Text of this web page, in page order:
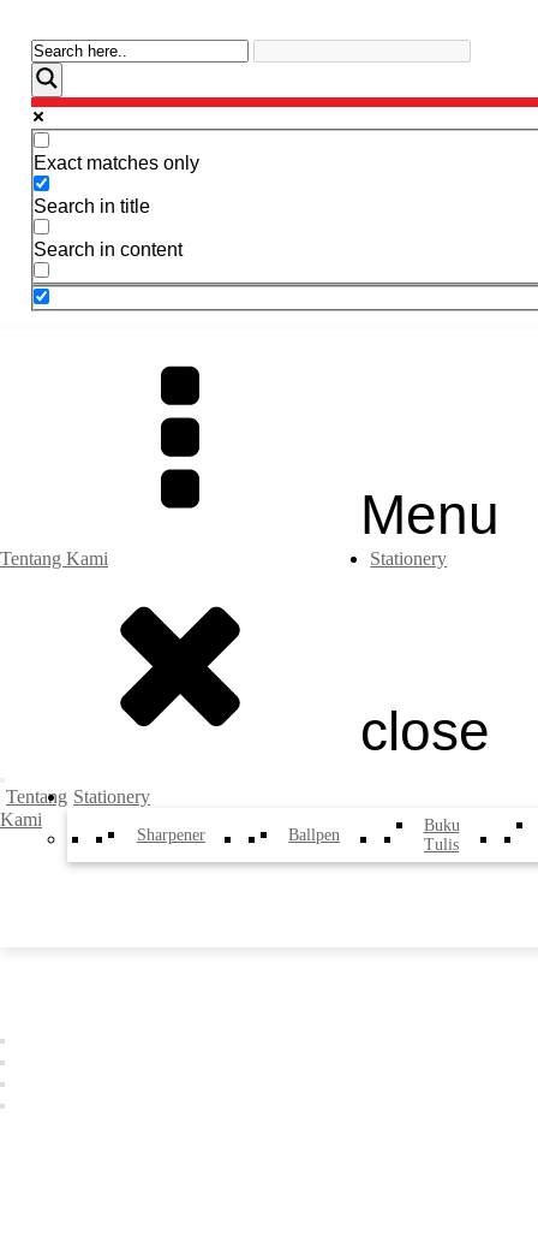
Exact matches only
Search in title
Search in content
Menu
Tentang Kami Stationery
close
Tentang
Kami
Stationery
Sharpener Ballpen
Buku
Tulis